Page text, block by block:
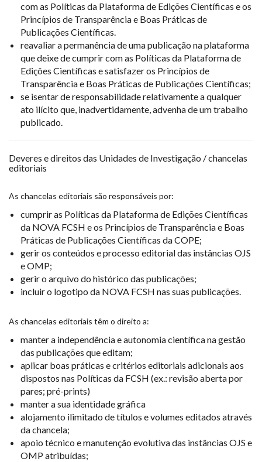
com as Políticas da Plataforma de Edições Científicas e os
Princípios de Transparência e Boas Práticas de
Publicações Científicas.
reavaliar a permanência de uma publicação na plataforma
que deixe de cumprir com as Políticas da Plataforma de
Edições Científicas e satisfazer os Princípios de
Transparência e Boas Práticas de Publicações Científicas;
se isentar de responsabilidade relativamente a qualquer
ato ilícito que, inadvertidamente, advenha de um trabalho
publicado.
Deveres e direitos das Unidades de Investigação / chancelas
editoriais
As chancelas editoriais são responsáveis por:
cumprir as Políticas da Plataforma de Edições Científicas
da NOVA FCSH e os Princípios de Transparência e Boas
Práticas de Publicações Científicas da COPE;
gerir os conteúdos e processo editorial das instâncias OJS
e OMP;
gerir o arquivo do histórico das publicações;
incluir o logotipo da NOVA FCSH nas suas publicações.
As chancelas editoriais têm o direito a:
manter a independência e autonomia científica na gestão
das publicações que editam;
aplicar boas práticas e critérios editoriais adicionais aos
dispostos nas Políticas da FCSH (ex.: revisão aberta por
pares; pré-prints)
manter a sua identidade gráfica
alojamento ilimitado de títulos e volumes editados através
da chancela;
apoio técnico e manutenção evolutiva das instâncias OJS e
OMP atribuídas;